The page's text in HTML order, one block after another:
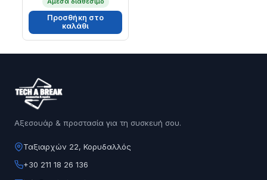
Προσθήκη στο
καλάθι
Αξεσουάρ & προστασία για τη συσκευή σου.
Ταξιαρχών 22, Κορυδαλλός
+30 211 18 26 136